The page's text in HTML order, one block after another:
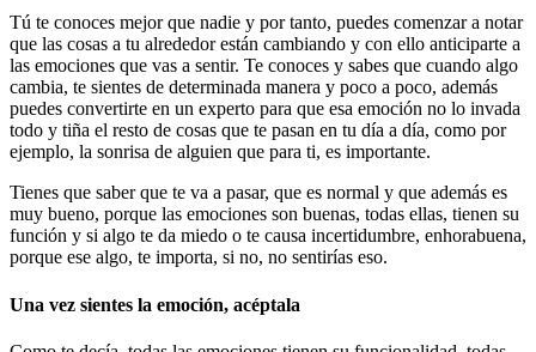
Tú te conoces mejor que nadie y por tanto, puedes comenzar a notar
que las cosas a tu alrededor están cambiando y con ello anticiparte a
las emociones que vas a sentir. Te conoces y sabes que cuando algo
cambia, te sientes de determinada manera y poco a poco, además
puedes convertirte en un experto para que esa emoción no lo invada
todo y tiña el resto de cosas que te pasan en tu día a día, como por
ejemplo, la sonrisa de alguien que para ti, es importante.
Tienes que saber que te va a pasar, que es normal y que además es
muy bueno, porque las emociones son buenas, todas ellas, tienen su
función y si algo te da miedo o te causa incertidumbre, enhorabuena,
porque ese algo, te importa, si no, no sentirías eso.
Una vez sientes la emoción, acéptala